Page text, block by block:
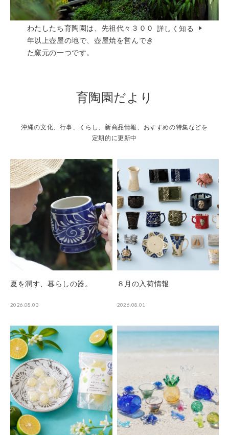
わたしたち育陶園は、先祖代々３００
年以上壺屋の地で、壺屋焼を営んでき
た窯元の一つです。
詳しく知る
育陶園だより
沖縄の文化、行事、くらし、新商品情報、おすすめの特集などを
定期的に更新中
夏を潤す、暮らしの器。
2026.08.03
８月の入荷情報
2026.08.01